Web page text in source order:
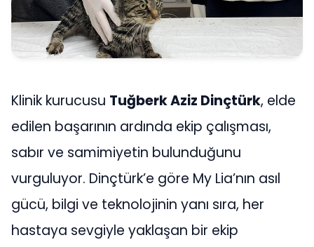
Klinik kurucusu Tuğberk Aziz Dinçtürk, elde
edilen başarının ardında ekip çalışması,
sabır ve samimiyetin bulunduğunu
vurguluyor. Dinçtürk’e göre My Lia’nın asıl
gücü, bilgi ve teknolojinin yanı sıra, her
hastaya sevgiyle yaklaşan bir ekip